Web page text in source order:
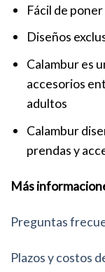
Fácil de
Diseños
Calambur es
accesorios
adultos
Calambur
prendas y
Más
Preguntas
Plazos y costos